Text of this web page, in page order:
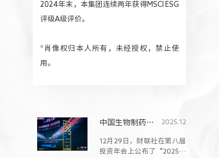
2024年末，本集团连续两年获得MSCI ESG
评级A级评价。
*肖像权归本人所有，未经授权，禁止使
用。
中国生物制药董事会主席谢其润获评2025财联社“卓越商业人物” 2025.12
12月29日，财联社在第八届
投资年会上公布了“2025财